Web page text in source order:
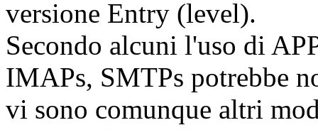
versione Entry (level).
Secondo alcuni l'uso di
IMAPs, SMTPs potrebbe
vi sono comunque altri